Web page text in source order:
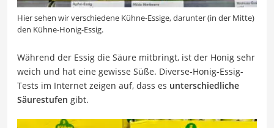
Hier sehen wir verschiedene Kühne-Essige, darunter (in der Mitte)
den Kühne-Honig-Essig.
Während der Essig die Säure mitbringt, ist der Honig sehr
weich und hat eine gewisse Süße. Diverse-Honig-Essig-
Tests im Internet zeigen auf, dass es unterschiedliche
Säurestufen gibt.